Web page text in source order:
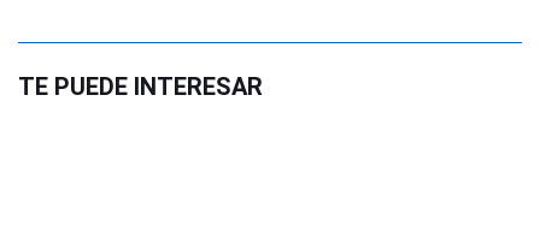
TE PUEDE INTERESAR